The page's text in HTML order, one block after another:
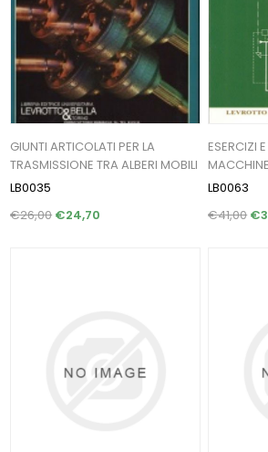
GIUNTI ARTICOLATI PER LA
TRASMISSIONE TRA ALBERI MOBILI
LB0035
€26,00 €24,70
ESERCIZI
MACCHINE
LB0063
€41,00